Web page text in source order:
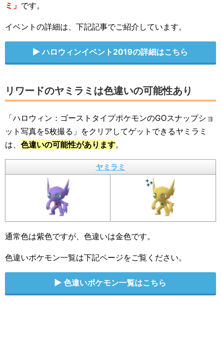
ミ」 です。
イベントの詳細は、下記記事でご紹介しています。
ハロウィンイベント2019の詳細はこちら
リワードのヤミラミは色違いの可能性あり
「ハロウィン：ゴーストタイプポケモンのGOスナップショ
ット写真を5枚撮る」をクリアしてゲットできるヤミラミ
は、 色違いの可能性があります。
ヤミラミ
通常色は紫色ですが、色違いは金色です。
色違いポケモン一覧は下記ページをご覧ください。
色違いポケモン一覧はこちら